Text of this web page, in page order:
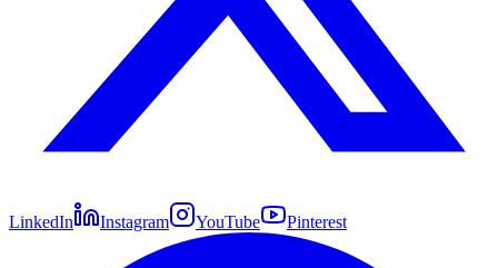
LinkedIn Instagram YouTube Pinterest